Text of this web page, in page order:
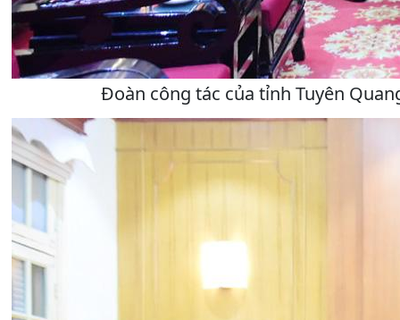
Đoàn công tác của tỉnh Tuyên